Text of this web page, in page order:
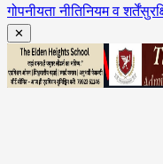
गोपनीयता नीतिनियम व शर्तें
✕